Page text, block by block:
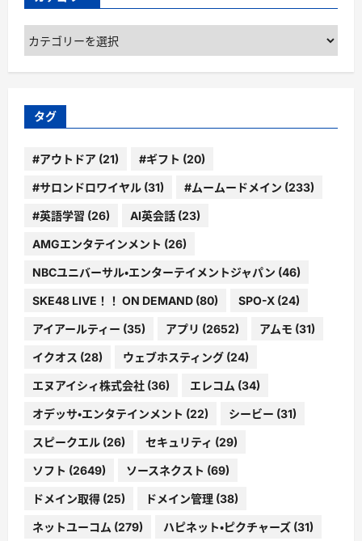
カ
テ
ゴ
ー
タグ
#アウトドア (21) #ギフト (20)
#サロンドロワイヤル (31) #ムームードメイン (233)
#英語学習 (26) AI英会話 (23)
AMGエンタテインメント (26)
NBCユニバーサル・エンターテイメントジャパン (46)
SKE48 LIVE！！ ON DEMAND (80) SPO-X (24)
アイアールティー (35) アプリ (2652) アムモ (31)
イクオス (28) ウェブホスティング (24)
エヌアイシィ株式会社 (36) エレコム (34)
オデッサ・エンタテインメント (22) シービー (31)
スピークエル (26) セキュリティ (29)
ソフト (2649) ソースネクスト (69)
ドメイン取得 (25) ドメイン管理 (38)
ネットユーコム (279) ハピネット・ピクチャーズ (31)